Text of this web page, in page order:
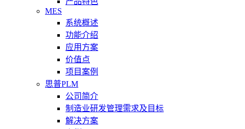
MES
系统概述
功能介绍
应用方案
价值点
项目案例
思普PLM
公司简介
制造业研发管理需求及目标
解决方案